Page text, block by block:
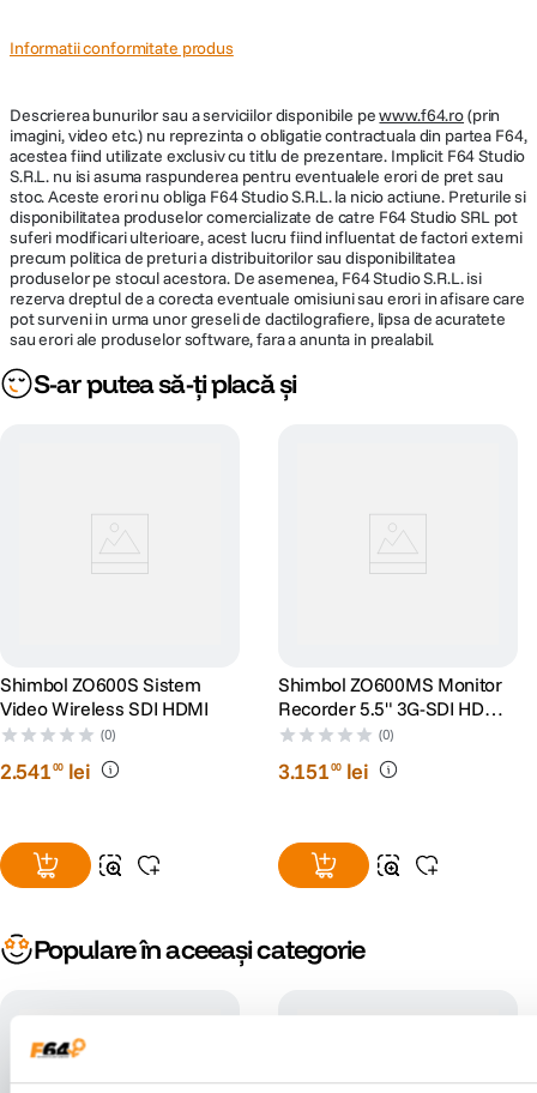
Informatii conformitate produs
Descrierea bunurilor sau a serviciilor disponibile pewww.f64.ro(prin
imagini, video etc.) nu reprezinta o obligatie contractuala din partea F64,
acestea fiind utilizate exclusiv cu titlu de prezentare. Implicit F64 Studio
S.R.L. nu isi asuma raspunderea pentru eventualele erori de pret sau
stoc. Aceste erori nu obliga F64 Studio S.R.L. la nicio actiune. Preturile si
disponibilitatea produselor comercializate de catre F64 Studio SRL pot
suferi modificari ulterioare, acest lucru fiind influentat de factori externi
precum politica de preturi a distribuitorilor sau disponibilitatea
produselor pe stocul acestora. De asemenea, F64 Studio S.R.L. isi
rezerva dreptul de a corecta eventuale omisiuni sau erori in afisare care
pot surveni in urma unor greseli de dactilografiere, lipsa de acuratete
sau erori ale produselor software, fara a anunta in prealabil.
S-ar putea să-ți placă și
Shimbol ZO600S Sistem
Video Wireless SDI HDMI
(0)
2.54100 lei
Shimbol ZO600MS Monitor
Recorder 5.5" 3G-SDI HDMI
Touchscreen(0)
3.15100 lei
Populare în aceeași categorie